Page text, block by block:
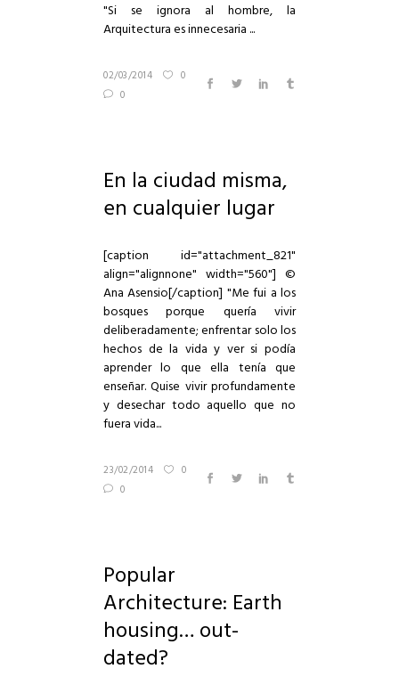
"Si se ignora al hombre, la
Arquitectura es innecesaria ...
02/03/2014
0
0
En la ciudad misma,
en cualquier lugar
[caption id="attachment_821"
align="alignnone" width="560"] ©
Ana Asensio[/caption] "Me fui a los
bosques porque quería vivir
deliberadamente; enfrentar solo los
hechos de la vida y ver si podía
aprender lo que ella tenía que
enseñar. Quise vivir profundamente
y desechar todo aquello que no
fuera vida...
23/02/2014
0
0
Popular
Architecture: Earth
housing… out-
dated?